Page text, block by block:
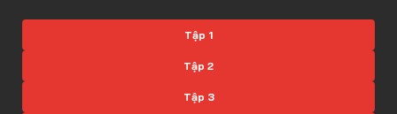
Tập 1
Tập 2
Tập 3